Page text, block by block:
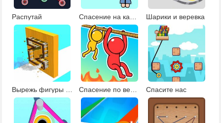
Распутай Шарики и веревка
Спасение по веревке Спасите нас